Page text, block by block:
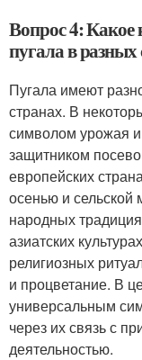
Вопрос 4: Какое
пугала в разных
Пугала имеют
странах. В
символом урожая
защитником
европейских
осенью и сельской
народных
азиатских
религиозных
и процветание. В
универсальным
через их связь с
деятельностью.